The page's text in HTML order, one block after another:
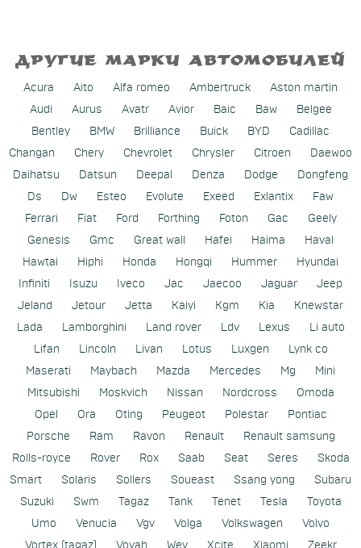
ДРУГИЕ МАРКИ АВТОМОБИЛЕЙ
Acura Aito Alfa romeo Ambertruck
Aston martin
Audi
Aurus Avatr Avior Baic Baw
Belgee
Bentley
BMW Brilliance Buick BYD
Cadillac
Changan
Chery Chevrolet Chrysler Citroen
Daewoo
Daihatsu
Datsun Deepal Denza Dodge
Dongfeng
Ds
Dw Esteo Evolute Exeed Exlantix
Faw
Ferrari
Fiat Ford Forthing Foton Gac
Geely
Genesis
Gmc Great wall Hafei Haima
Haval
Hawtai
Hiphi Honda Hongqi Hummer
Hyundai
Infiniti
Isuzu Iveco Jac Jaecoo Jaguar
Jeep
Jeland
Jetour Jetta Kaiyi Kgm Kia
Knewstar
Lada
Lamborghini Land rover Ldv Lexus
Li auto
Lifan
Lincoln Livan Lotus Luxgen
Lynk co
Maserati
Maybach Mazda Mercedes Mg
Mini
Mitsubishi
Moskvich Nissan Nordcross
Omoda
Opel
Ora Oting Peugeot Polestar
Pontiac
Porsche
Ram Ravon Renault
Renault samsung
Rolls-royce
Rover Rox Saab Seat Seres
Skoda
Smart
Solaris Sollers Soueast Ssang yong
Subaru
Suzuki
Swm Tagaz Tank Tenet Tesla
Toyota
Umo
Venucia Vgv Volga Volkswagen
Volvo
Vortex (tagaz)
Voyah Wey Xcite Xiaomi Zeekr